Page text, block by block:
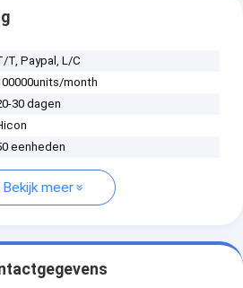
T, Paypal, L/C
month
30 dagen
eenheden
Bekijk meer